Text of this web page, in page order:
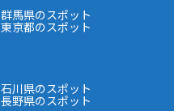
群馬県のスポット
東京都のスポット
石川県のスポット
長野県のスポット